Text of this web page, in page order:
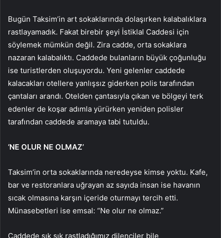
Bugün Taksim’in art sokaklarında dolaşırken kalabalıklara
rastlayamadık. Fakat birebir şeyi İstiklal Caddesi için
söylemek mümkün değil. Zira cadde, orta sokaklara
nazaran kalabalıktı. Caddede bulanların büyük çoğunluğu
ise turistlerden oluşuyordu. Yeni gelenler caddede
kalacakları otellere yanlışsız giderken polis tarafından
çantaları arandı. Otelden çantasıyla çıkan ve bölgeyi terk
edenler de koşar adımla yürürken yeniden polisler
tarafından caddede aramaya tabi tutuldu.
‘NE OLUR NE OLMAZ’
Taksim’in orta sokaklarında neredeyse kimse yoktu. Kafe,
bar ve restoranlara uğrayan az sayıda insan ise havanın
sıcak olmasına karşın içeride oturmayı tercih etti.
Münasebetleri ise emsal: “Ne olur ne olmaz.”
Caddede sık sık rastladığımız dilenciler bile